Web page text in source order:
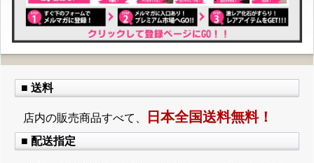
■ 送料
店内の販売商品すべて、 日本全国送料無料！
■ 配送指定